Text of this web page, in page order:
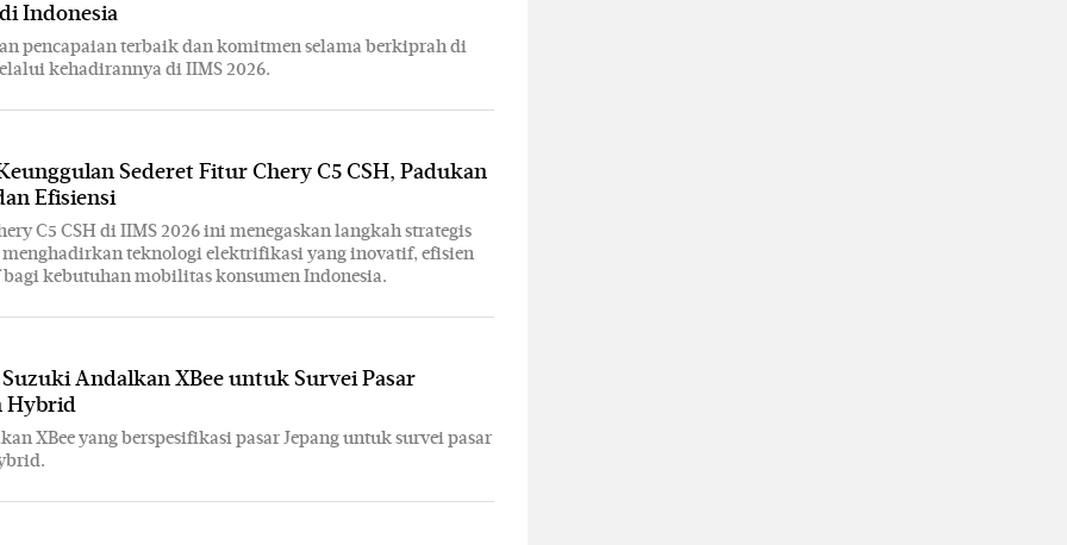
Indonesia
pencapaian terbaik dan komitmen selama berkiprah di
kehadirannya di IIMS 2026.
Sederet Fitur Chery C5 CSH, Padukan
Efisiensi
C5 CSH di IIMS 2026 ini menegaskan langkah strategis
menghadirkan teknologi elektrifikasi yang inovatif, efisien
kebutuhan mobilitas konsumen Indonesia.
Suzuki Andalkan XBee untuk Survei Pasar
Hybrid
XBee yang berspesifikasi pasar Jepang untuk survei pasar